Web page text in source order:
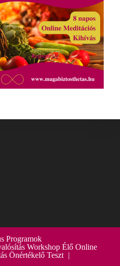
Programok
Workshop Élő Online
Önértékelő Teszt